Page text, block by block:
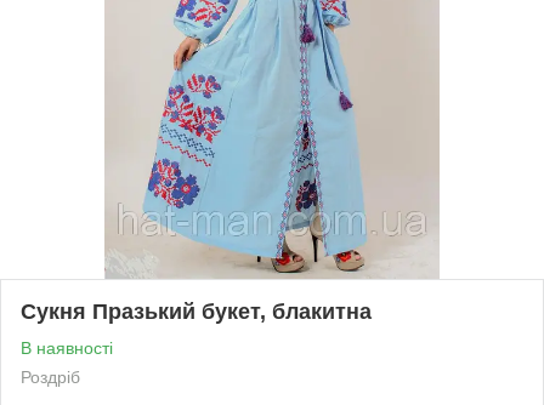
Сукня Празький букет, блакитна
В наявності
Роздріб